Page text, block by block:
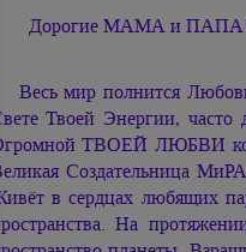
Дорогие МАМА и ПАПА!
Весь мир полнится
Твоей Энергии, часто
ТВОЕЙ ЛЮБВИ ко
Создательница
в сердцах любящих
На